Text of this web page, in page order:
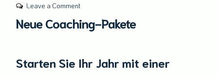
Leave a Commenton
Coaching-
Neue Coaching-Pakete
Starten Sie Ihr Jahr mit einer